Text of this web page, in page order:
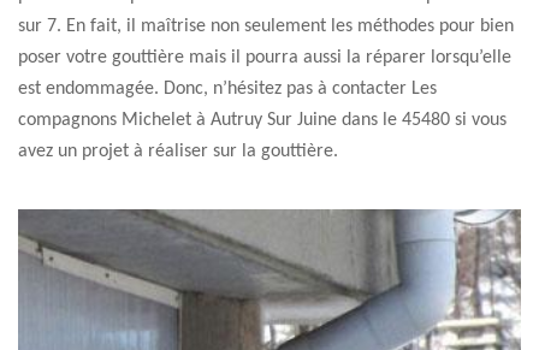
sur 7. En fait, il maîtrise non seulement les méthodes pour bien
poser votre gouttière mais il pourra aussi la réparer lorsqu’elle
est endommagée. Donc, n’hésitez pas à contacter Les
compagnons Michelet à Autruy Sur Juine dans le 45480 si vous
avez un projet à réaliser sur la gouttière.